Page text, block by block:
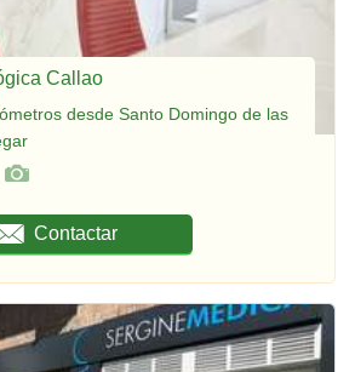
Callao
desde Santo Domingo de las
Contactar